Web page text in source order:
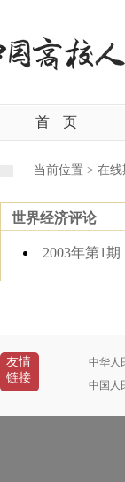
首 页
当前位置 > 在线
世界经济评论
2003年第1期
友情
链接
中华人
中国人